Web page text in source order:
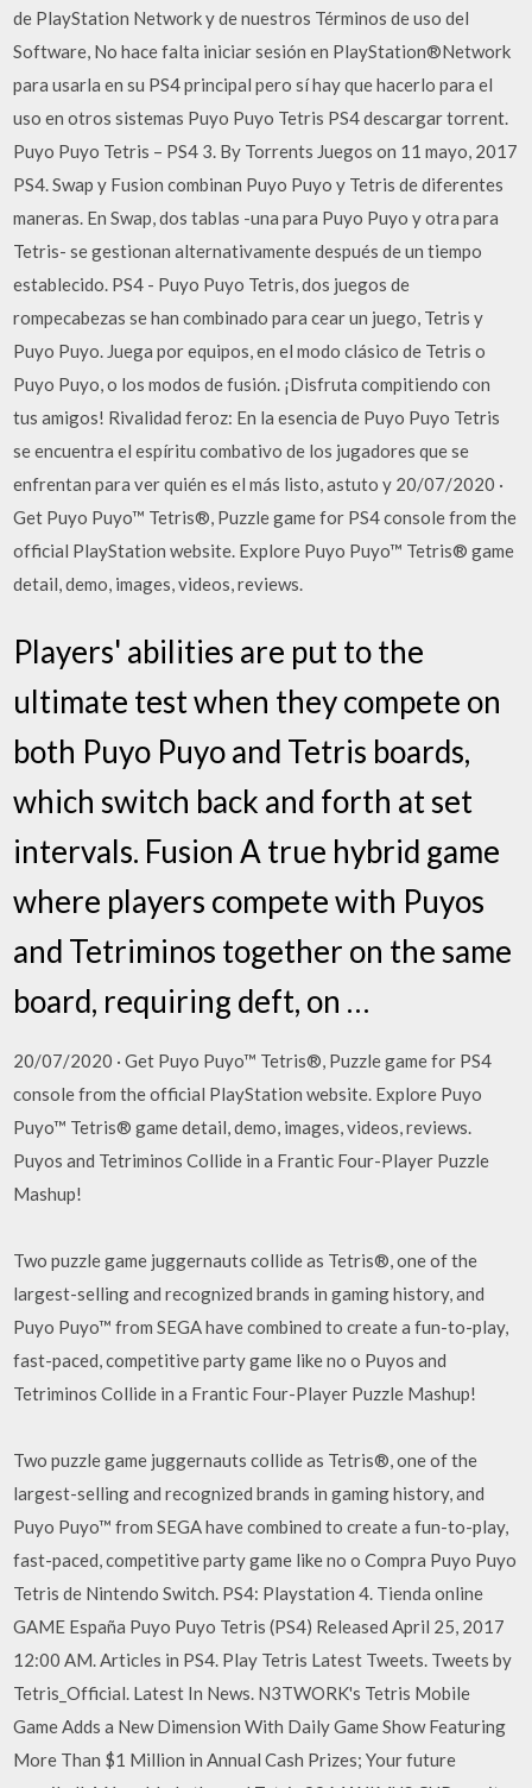
de PlayStation Network y de nuestros Términos de uso del
Software, No hace falta iniciar sesión en PlayStation®Network
para usarla en su PS4 principal pero sí hay que hacerlo para el
uso en otros sistemas Puyo Puyo Tetris PS4 descargar torrent.
Puyo Puyo Tetris – PS4 3. By Torrents Juegos on 11 mayo, 2017
PS4. Swap y Fusion combinan Puyo Puyo y Tetris de diferentes
maneras. En Swap, dos tablas -una para Puyo Puyo y otra para
Tetris- se gestionan alternativamente después de un tiempo
establecido. PS4 - Puyo Puyo Tetris, dos juegos de
rompecabezas se han combinado para cear un juego, Tetris y
Puyo Puyo. Juega por equipos, en el modo clásico de Tetris o
Puyo Puyo, o los modos de fusión. ¡Disfruta compitiendo con
tus amigos! Rivalidad feroz: En la esencia de Puyo Puyo Tetris
se encuentra el espíritu combativo de los jugadores que se
enfrentan para ver quién es el más listo, astuto y 20/07/2020 ·
Get Puyo Puyo™ Tetris®, Puzzle game for PS4 console from the
official PlayStation website. Explore Puyo Puyo™ Tetris® game
detail, demo, images, videos, reviews.
Players' abilities are put to the
ultimate test when they compete on
both Puyo Puyo and Tetris boards,
which switch back and forth at set
intervals. Fusion A true hybrid game
where players compete with Puyos
and Tetriminos together on the same
board, requiring deft, on …
20/07/2020 · Get Puyo Puyo™ Tetris®, Puzzle game for PS4
console from the official PlayStation website. Explore Puyo
Puyo™ Tetris® game detail, demo, images, videos, reviews.
Puyos and Tetriminos Collide in a Frantic Four-Player Puzzle
Mashup!
Two puzzle game juggernauts collide as Tetris®, one of the
largest-selling and recognized brands in gaming history, and
Puyo Puyo™ from SEGA have combined to create a fun-to-play,
fast-paced, competitive party game like no o Puyos and
Tetriminos Collide in a Frantic Four-Player Puzzle Mashup!
Two puzzle game juggernauts collide as Tetris®, one of the
largest-selling and recognized brands in gaming history, and
Puyo Puyo™ from SEGA have combined to create a fun-to-play,
fast-paced, competitive party game like no o Compra Puyo Puyo
Tetris de Nintendo Switch. PS4: Playstation 4. Tienda online
GAME España Puyo Puyo Tetris (PS4) Released April 25, 2017
12:00 AM. Articles in PS4. Play Tetris Latest Tweets. Tweets by
Tetris_Official. Latest In News. N3TWORK's Tetris Mobile
Game Adds a New Dimension With Daily Game Show Featuring
More Than $1 Million in Annual Cash Prizes; Your future